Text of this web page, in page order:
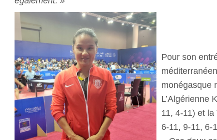
Pour son
monégasque
L’Algérienne
11, 4-11) et
6-11, 9-11, 6-